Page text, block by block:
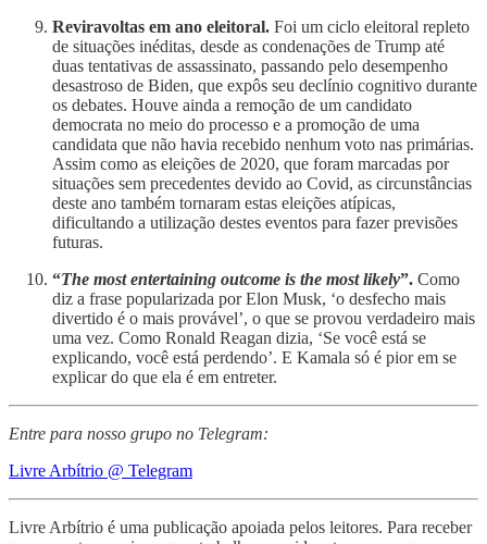
Reviravoltas em ano eleitoral. Foi um ciclo eleitoral repleto
de situações inéditas, desde as condenações de Trump até
duas tentativas de assassinato, passando pelo desempenho
desastroso de Biden, que expôs seu declínio cognitivo durante
os debates. Houve ainda a remoção de um candidato
democrata no meio do processo e a promoção de uma
candidata que não havia recebido nenhum voto nas primárias.
Assim como as eleições de 2020, que foram marcadas por
situações sem precedentes devido ao Covid, as circunstâncias
deste ano também tornaram estas eleições atípicas,
dificultando a utilização destes eventos para fazer previsões
futuras.
“The most entertaining outcome is the most likely”. Como
diz a frase popularizada por Elon Musk, ‘o desfecho mais
divertido é o mais provável’, o que se provou verdadeiro mais
uma vez. Como Ronald Reagan dizia, ‘Se você está se
explicando, você está perdendo’. E Kamala só é pior em se
explicar do que ela é em entreter.
Entre para nosso grupo no Telegram:
Livre Arbítrio @ Telegram
Livre Arbítrio é uma publicação apoiada pelos leitores. Para receber